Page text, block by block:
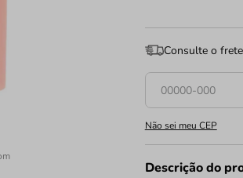
Consulte o
Não sei meu CEP
Descrição do